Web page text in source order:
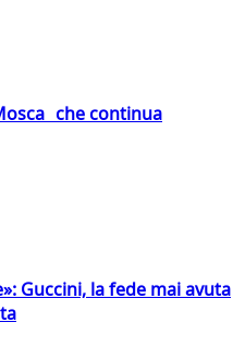
che continua
Guccini, la fede mai avuta